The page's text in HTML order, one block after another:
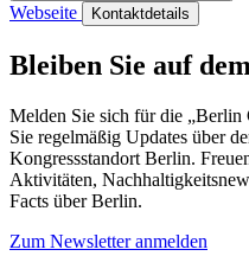
Webseite Kontaktdetails
Bleiben Sie auf
Melden Sie sich für die „Berlin
Sie regelmäßig Updates über
Kongressstandort Berlin.
Aktivitäten,
Facts über Berlin.
Zum Newsletter anmelden